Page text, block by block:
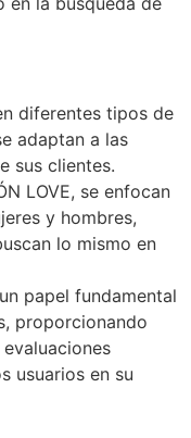
diferentes tipos de
adaptan a las
sus clientes.
LOVE, se enfocan
y hombres,
lo mismo en
papel fundamental
proporcionando
usuarios en su